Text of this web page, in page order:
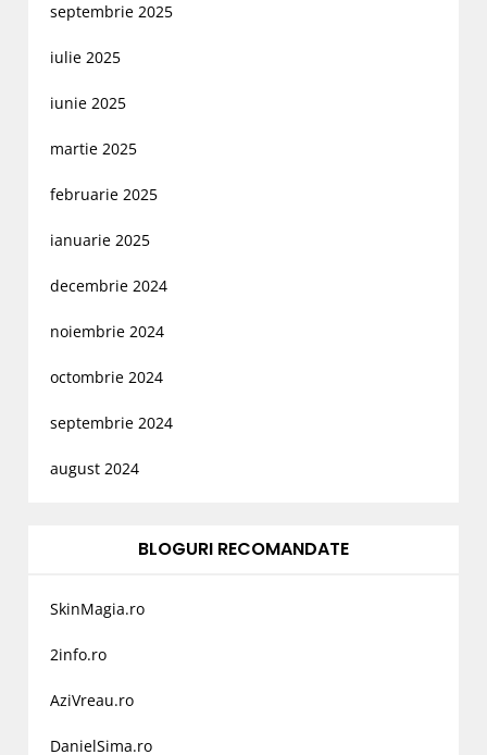
septembrie 2025
iulie 2025
iunie 2025
martie 2025
februarie 2025
ianuarie 2025
decembrie 2024
noiembrie 2024
octombrie 2024
septembrie 2024
august 2024
BLOGURI RECOMANDATE
SkinMagia.ro
2info.ro
AziVreau.ro
DanielSima.ro